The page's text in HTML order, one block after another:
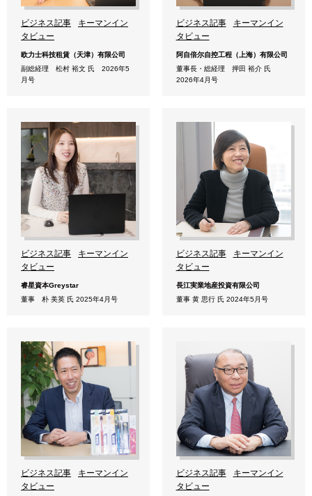
ビジネス記事
キーマンイン
タビュー
欧力士科技租賃（天津）有限公司
副総経理 松村 裕文 氏 2026年5
月号
ビジネス記事
キーマンイン
タビュー
阿自倍尔自控工程（上海）有限公司
董事長・総経理 押田 裕介 氏
2026年4月号
ビジネス記事
キーマンイン
タビュー
睿星資本Greystar
董事 朴 美英 氏 2025年4月号
ビジネス記事
キーマンイン
タビュー
長江実業地産投資有限公司
董事 黄 思行 氏 2024年5月号
ビジネス記事
キーマンイン
タビュー
ビジネス記事
キーマンイン
タビュー